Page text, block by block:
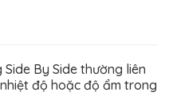
Side By Side thường liên
độ hoặc độ ẩm trong